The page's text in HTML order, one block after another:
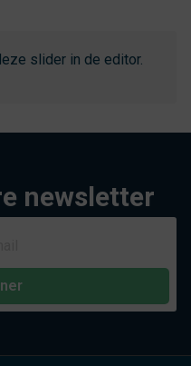
slider in de editor.
newsletter